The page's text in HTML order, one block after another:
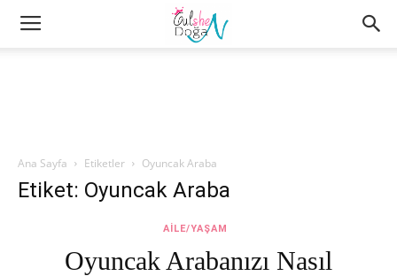
Ana Sayfa Etiketler Oyuncak Araba
Etiket: Oyuncak Araba
AILE/YAŞAM
Oyuncak Arabanızı Nasıl